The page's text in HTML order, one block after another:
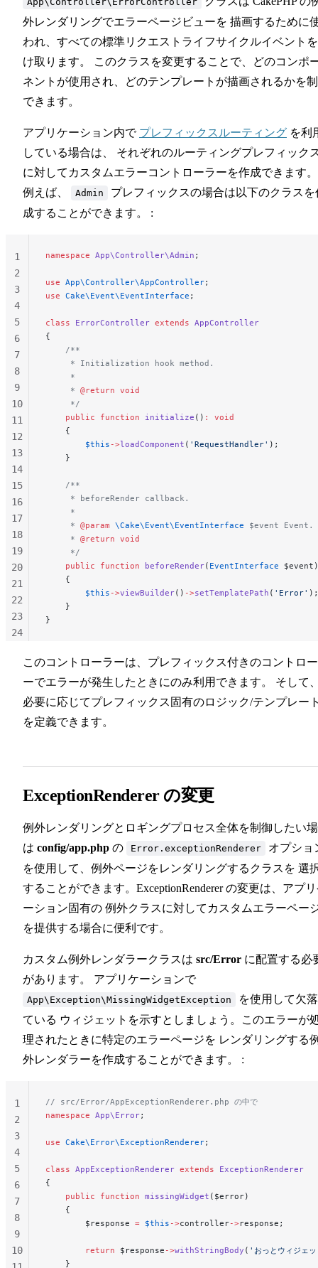
外レンダリングでエラーページビューを 描画するために
われ、すべての標準リクエストライフサイクルイベント
け取ります。 このクラスを変更することで、どのコンポ
ネントが使用され、どのテンプレートが描画されるかを
できます。
アプリケーション内で プレフィックスルーティング を利
している場合は、 それぞれのルーティングプレフィック
に対してカスタムエラーコントローラーを作成できます。
例えば、
Admin
プレフィックスの場合は以下のクラスを
成することができます。 :
namespace App\Controller\Admin ;
use App\Controller\AppController;
use Cake\Event\EventInterface ;
class ErrorController extends AppController
{
    /**
     * Initialization hook method.
     *
     *
@return void
     */
    public
function initialize () :
void
    {
        $this
->loadComponent ( 'RequestHandler' );
    }
    /**
     * beforeRender callback.
     *
     *
@param \Cake\Event\EventInterface $event Event.
     *
@return void
     */
    public
function beforeRender( EventInterface $event)
    {
        $this
->viewBuilder() ->setTemplatePath ( 'Error' );
    }
}
1
2
3
4
5
6
7
8
9
10
11
12
13
14
15
16
17
18
19
20
21
22
23
24
このコントローラーは、プレフィックス付きのコントロ
ーでエラーが発生したときにのみ利用できます。 そして
必要に応じてプレフィックス固有のロジック/テンプレー
を定義できます。
ExceptionRenderer の変更
例外レンダリングとロギングプロセス全体を制御したい
は config/app.php の Error.exceptionRenderer
オプショ
を使用して、例外ページをレンダリングするクラスを 選
することができます。ExceptionRenderer の変更は、アプ
ーション固有の 例外クラスに対してカスタムエラーペー
を提供する場合に便利です。
カスタム例外レンダラークラスは src/Error に配置する必
があります。 アプリケーションで
App\Exception\MissingWidgetException
を使用して欠
ている ウィジェットを示すとしましょう。このエラーが
理されたときに特定のエラーページを レンダリングする
外レンダラーを作成することができます。 :
// src/Error/AppExceptionRenderer.php の中で
namespace App\Error;
use Cake\Error\ExceptionRenderer;
class AppExceptionRenderer extends ExceptionRenderer
{
    public
function missingWidget ($error)
    {
        $response
= $this ->controller->response;
        return
$response ->withStringBody ( 'おっとウィジェ
    }
1
2
3
4
5
6
7
8
9
10